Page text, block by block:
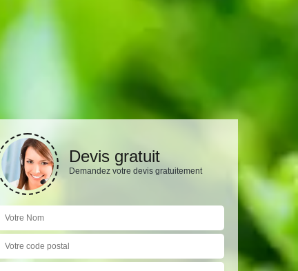
Devis gratuit
Demandez votre devis gratuitement